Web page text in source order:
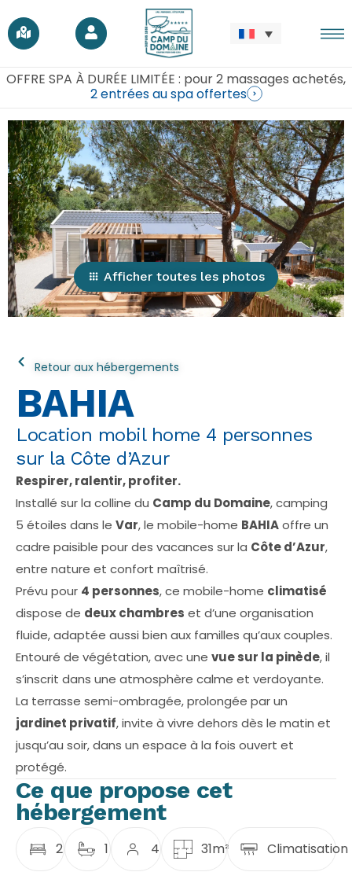
OFFRE SPA À DURÉE LIMITÉE : pour 2 massages achetés,
2 entrées au spa offertes
Afficher toutes les photos
Retour aux hébergements
BAHIA
Location mobil home 4 personnes
sur la Côte d’Azur
Respirer, ralentir, profiter.
Installé sur la colline du Camp du Domaine, camping
5 étoiles dans le Var, le mobile-home BAHIAoffre un
cadre paisible pour des vacances sur la Côte d’Azur,
entre nature et confort maîtrisé.
Prévu pour 4 personnes, ce mobile-home climatisé
dispose de deux chambres et d’une organisation
fluide, adaptée aussi bien aux familles qu’aux couples.
Entouré de végétation, avec une vue sur la pinède, il
s’inscrit dans une atmosphère calme et verdoyante.
La terrasse semi-ombragée, prolongée par un
jardinet privatif, invite à vivre dehors dès le matin et
jusqu’au soir, dans un espace à la fois ouvert et
protégé.
Ce que propose cet
hébergement
2 1 4 31m² Climatisation